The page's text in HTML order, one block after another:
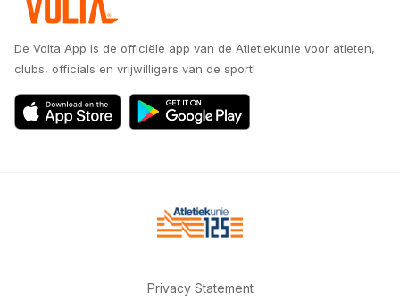
De Volta App is de officiële app van de Atletiekunie voor atleten,
clubs, officials en vrijwilligers van de sport!
Privacy Statement